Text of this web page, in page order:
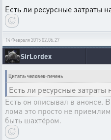
Есть ли ресурсные затраты
14 Февраля 2015 02:06:27
SirLordex
Цитата: человек-печень
Есть ли ресурсные затраты
Есть он описывал в анонсе.
лома это просто не
быть шахтёром.